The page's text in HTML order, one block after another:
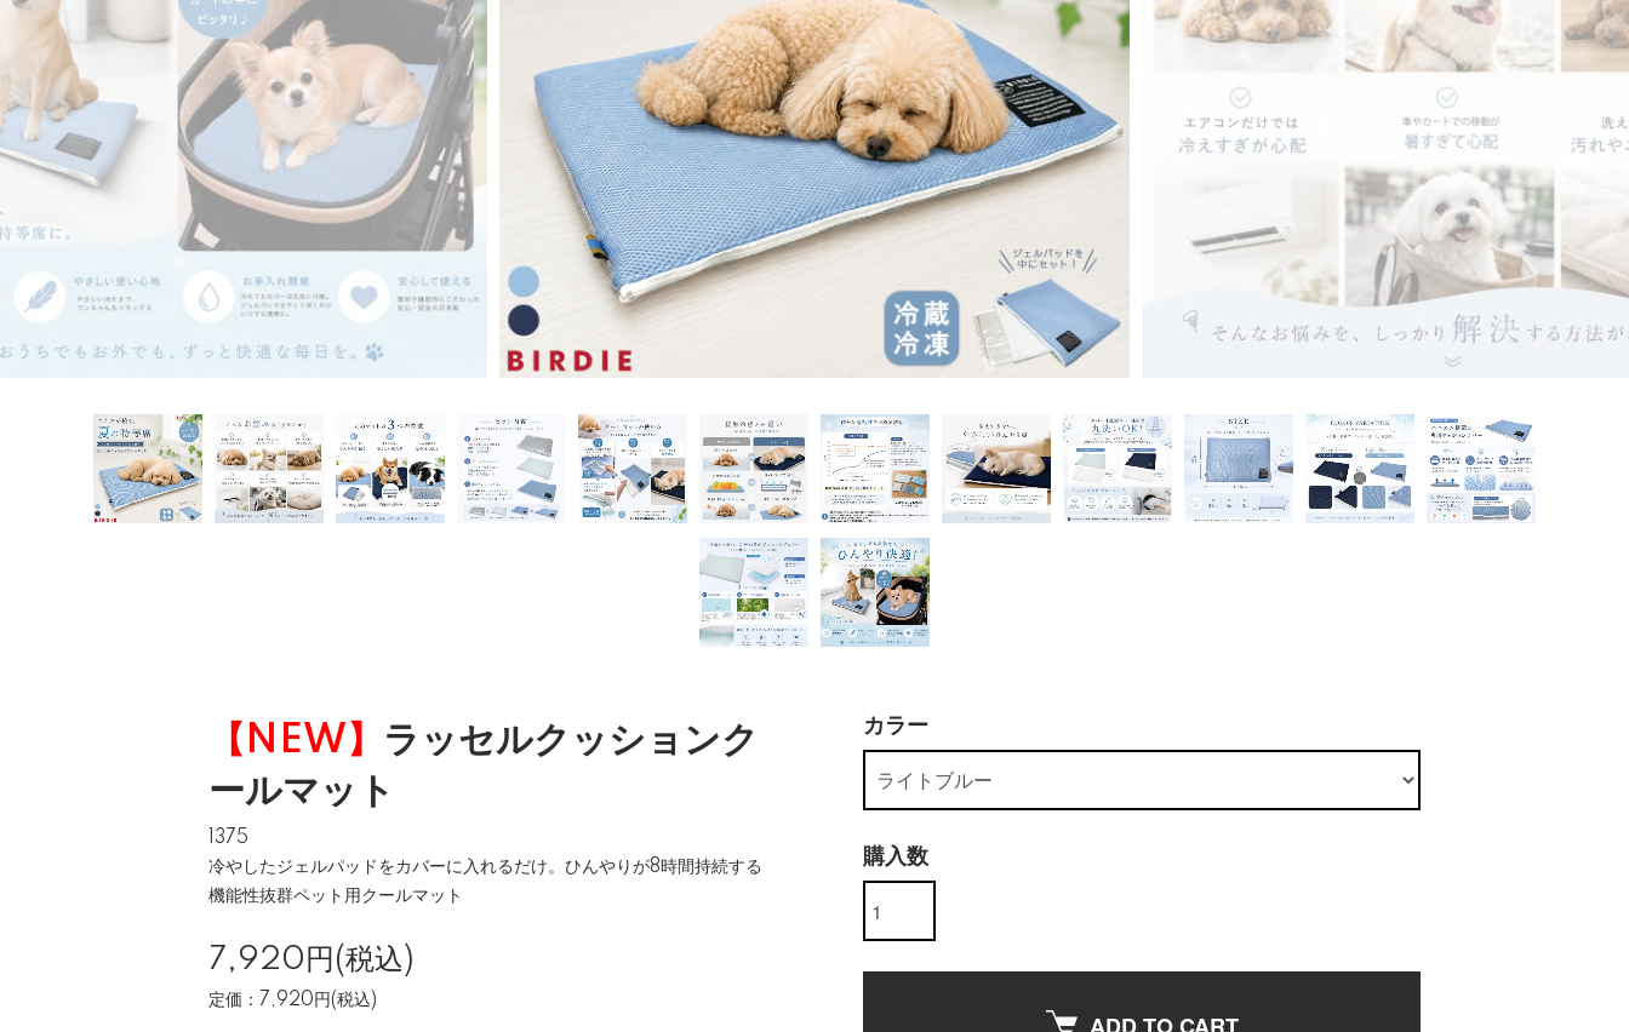
【NEW】 ラッセルクッションク
ールマット
1375
冷やしたジェルパッドをカバーに入れるだけ。ひんやりが8時間持続する
機能性抜群ペット用クールマット
7,920円(税込)
定価：7,920円(税込)
カラー
購入数